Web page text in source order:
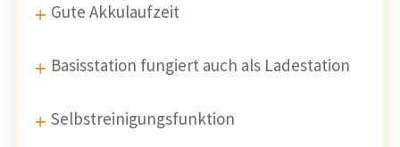
Gute Akkulaufzeit
Basisstation fungiert auch als Ladestation
Selbstreinigungsfunktion